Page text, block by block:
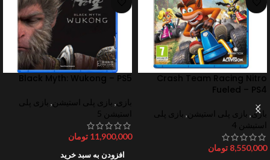
Crash Team Racing Nitro
Fueled – PS4
بازی, بازی پلی استیشن , بازی پلی
استیشن 4
8,550,000 تومان
Black Myth: Wukong – PS5
بازی, بازی پلی استیشن , بازی پلی
استیشن 5
11,900,000 تومان
افزودن به سبد خرید